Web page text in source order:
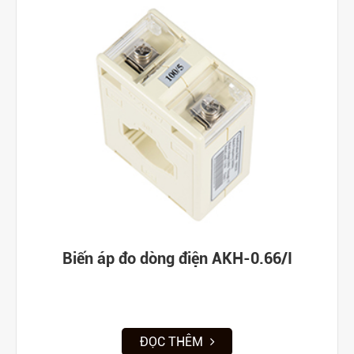
Biến áp đo dòng điện AKH-0.66/I
ĐỌC THÊM